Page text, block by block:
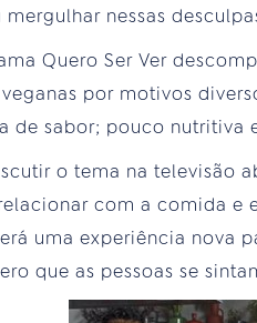
nessas
Quero Ser Ver
por motivos
de sabor; pouco nutritiva
o tema na televisão
com a comida
uma experiência nova
que as pessoas se